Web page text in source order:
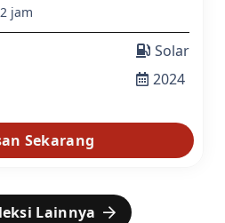
jam
Solar
2024
Sekarang
Lainnya